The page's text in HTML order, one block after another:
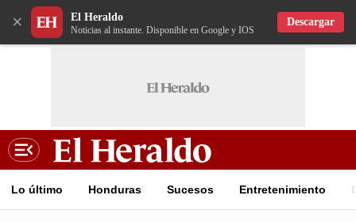
× El Heraldo
Noticias al instante. Disponible en Google y IOS
Descargar
Lo último Honduras Sucesos Entretenimiento